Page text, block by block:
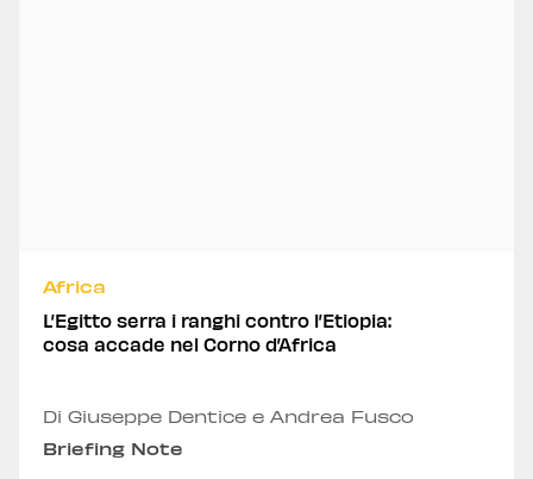
Africa
L’Egitto serra i ranghi contro l’Etiopia:
cosa accade nel Corno d’Africa
Di Giuseppe Dentice e Andrea Fusco
Briefing Note